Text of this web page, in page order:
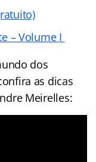
– Volume I
dos
as dicas
Meirelles: